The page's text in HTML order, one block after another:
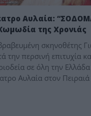
Αυλαία:
της Χρονιάς
σκηνοθέτης
την περσινή επιτυχία
σε όλη την
Αυλαία στον